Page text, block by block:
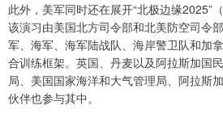
此外，美军同时还在展开“北极边缘2025”
该演习由美国北方司令部和北美防空司令
军、海军、海军陆战队、海岸警卫队和加
合训练框架。英国、丹麦以及阿拉斯加国
局、美国国家海洋和大气管理局、阿拉斯
伙伴也参与其中。